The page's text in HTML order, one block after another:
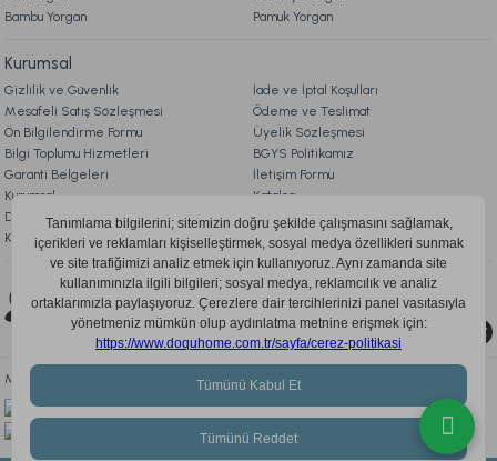
Bambu Yorgan
Pamuk Yorgan
Kurumsal
Gizlilik ve Güvenlik
İade ve İptal Koşulları
Mesafeli Satış Sözleşmesi
Ödeme ve Teslimat
Ön Bilgilendirme Formu
Üyelik Sözleşmesi
Bilgi Toplumu Hizmetleri
BGYS Politikamız
Garanti Belgeleri
İletişim Formu
Kurumsal
Katalog
Doqu Blog
Çerez Politikası
KVKK Aydınlatma Metni
Bizi Takip Edin
0850 205 03 35
Mobil Uygulamayı İndir, Fırsatları Kaçırma!